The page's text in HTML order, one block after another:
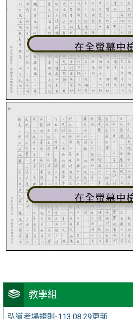
教學組
弘道考場規則-113.08.29更新
在全螢幕中
在全螢幕中